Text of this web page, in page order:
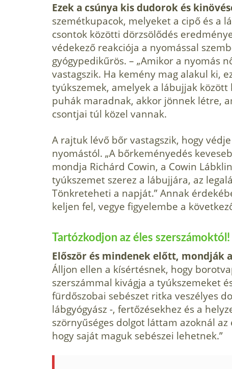
Ezek a csúnya kis dudorok és
szemétkupacok, melyeket a cipő és a
csontok közötti dörzsölődés
védekező re­akciója a nyomással
gyógypedikűrös. – „Ami­kor a nyomás
vastagszik. Ha kemény mag alakul ki,
tyúkszemek, amelyek a lábujjak
puhák maradnak, akkor jönnek létre,
csontjai túl közel vannak.
A rajtuk lévő bőr vastagszik, hogy
nyomástól. „A bőr­keményedés
mondja Richárd Cowin, a Cowin
tyúkszemet szerez a lábujjára, az
Tönkreteheti a napját.” Annak
keljen fel, vegye figyelembe a
Tartózkodjon az éles szerszámoktól!
Először és mindenek előtt, mondják
Álljon ellen a kísértésnek, hogy
szerszámmal kivágja a tyúkszemeket
fürdőszobai sebészet ritka veszélyes
lábgyógyász -, fertőzésekhez és a
szörnyűséges dolgot láttam azoknál
hogy saját maguk sebészei lehetnek.”